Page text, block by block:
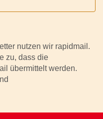
nutzen wir rapidmail.
zu, dass die
übermittelt werden.